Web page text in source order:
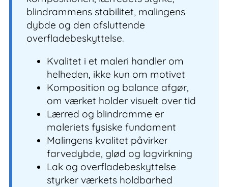
blindrammens stabilitet, malingens
dybde og den afsluttende
overfladebeskyttelse.
Kvalitet i et maleri handler om
helheden, ikke kun om motivet
Komposition og balance afgør,
om værket holder visuelt over tid
Lærred og blindramme er
maleriets fysiske fundament
Malingens kvalitet påvirker
farvedybde, glød og lagvirkning
Lak og overfladebeskyttelse
styrker værkets holdbarhed